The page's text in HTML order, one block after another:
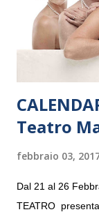
volta.
da un prestigioso
Teatro
febbraio 03,
Dal 21 al 26
TEATRO